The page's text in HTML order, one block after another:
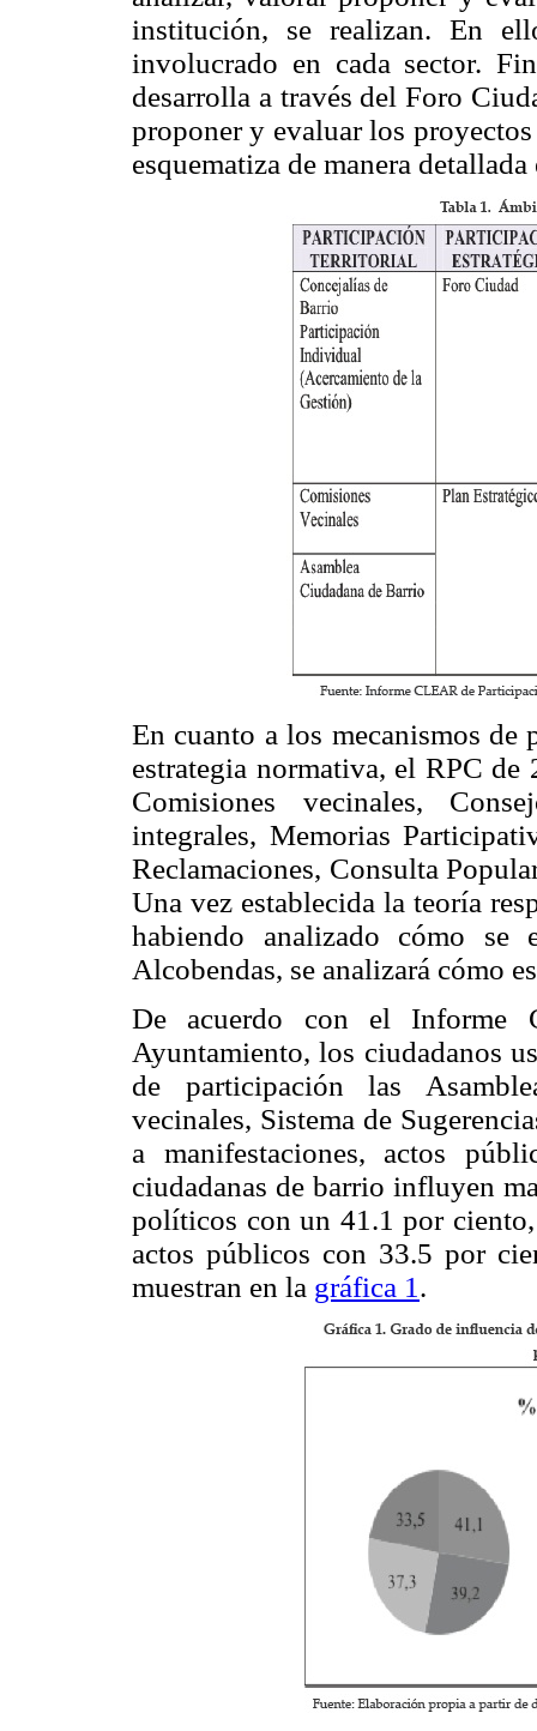
institución, se realizan. En
involucrado en cada sector.
desarrolla a través del Foro
proponer y evaluar los
esquematiza de manera
En cuanto a los mecanismos de
estrategia normativa, el RPC de
Comisiones vecinales,
integrales, Memorias
Reclamaciones, Consulta
Una vez establecida la teoría
habiendo analizado cómo se
Alcobendas, se analizará cómo
De acuerdo con el Informe
Ayuntamiento, los ciudadanos
de participación las
vecinales, Sistema de
a manifestaciones, actos
ciudadanas de barrio influyen
políticos con un 41.1 por
actos públicos con 33.5 por
muestran en la gráfica 1 .